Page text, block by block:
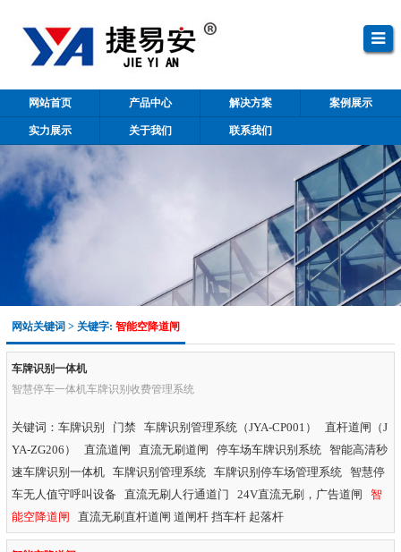
网站首页 产品中心 解决方案 案例展示
实力展示 关于我们 联系我们
网站关键词 > 关键字: 智能空降道闸
车牌识别一体机
智慧停车一体机车牌识别收费管理系统
关键词：车牌识别 门禁 车牌识别管理系统（JYA-CP001） 直杆道闸（J
YA-ZG206） 直流道闸 直流无刷道闸 停车场车牌识别系统 智能高清秒
速车牌识别一体机 车牌识别管理系统 车牌识别停车场管理系统 智慧停
车无人值守呼叫设备 直流无刷人行通道门 24V直流无刷，广告道闸智
能空降道闸 直流无刷直杆道闸 道闸杆 挡车杆 起落杆